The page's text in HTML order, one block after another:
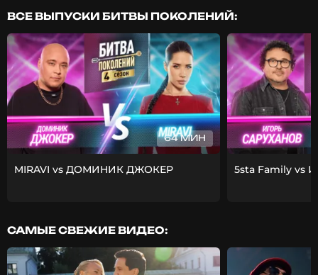
ВСЕ ВЫПУСКИ БИТВЫ ПОКОЛЕНИЙ:
64 МИН
MIRAVI vs ДОМИНИК ДЖОКЕР 5sta Family vs
САМЫЕ СВЕЖИЕ ВИДЕО: